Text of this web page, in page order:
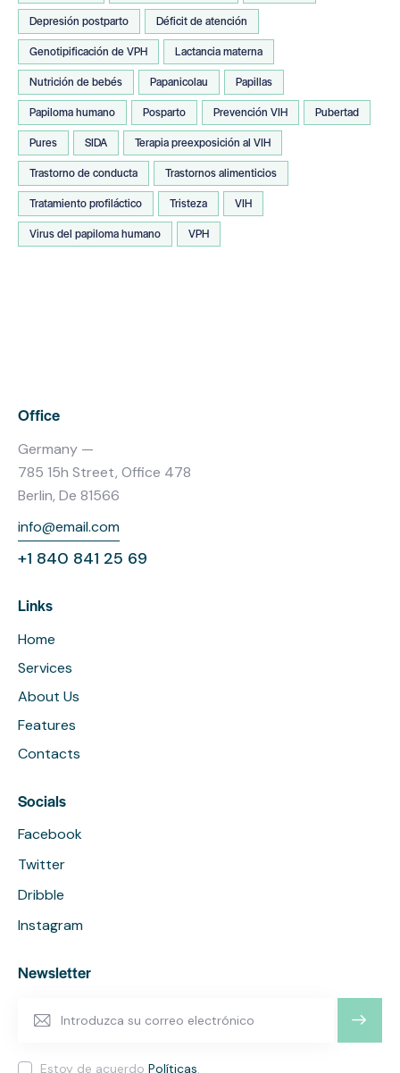
Depresión postparto
Déficit de atención
Genotipificación de VPH
Lactancia materna
Nutrición de bebés
Papanicolau
Papillas
Papiloma humano
Posparto Prevención VIH
Pubertad
Pures
SIDA
Terapia preexposición al VIH
Trastorno de conducta
Trastornos alimenticios
Tratamiento profiláctico
Tristeza
VIH
Virus del papiloma humano
VPH
Office
Germany —
785 15h Street, Office 478
Berlin, De 81566
info@email.com
+1 840 841 25 69
Links
Home
Services
About Us
Features
Contacts
Socials
Facebook
Twitter
Dribble
Instagram
Newsletter
SUSCRI
Estoy de acuerdo Políticas.